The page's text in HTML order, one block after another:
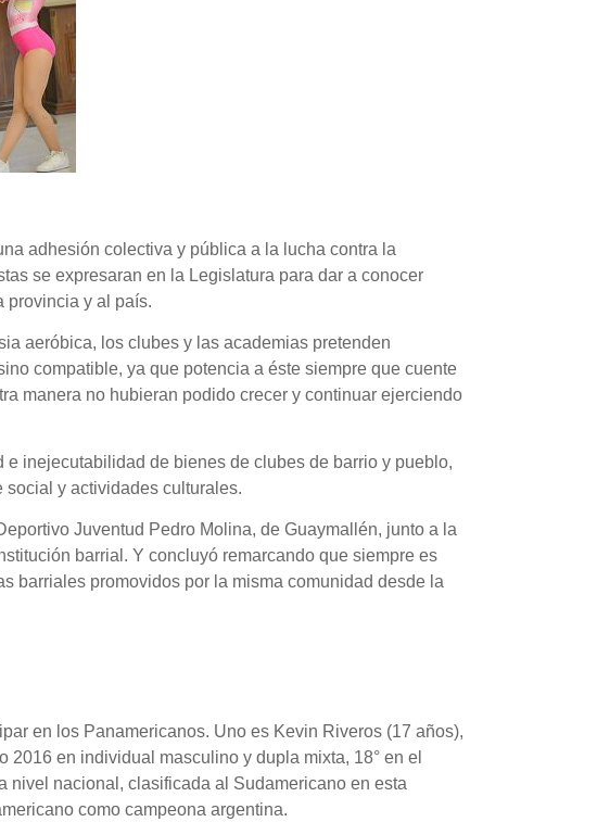
adhesión colectiva y pública a la lucha contra la
se expresaran en la Legislatura para dar a conocer
provincia y al país.
aeróbica, los clubes y las academias pretenden
compatible, ya que potencia a éste siempre que cuente
manera no hubieran podido crecer y continuar ejerciendo
inejecutabilidad de bienes de clubes de barrio y pueblo,
y actividades culturales.
Juventud Pedro Molina, de Guaymallén, junto a la
barrial. Y concluyó remarcando que siempre es
barriales promovidos por la misma comunidad desde la
en los Panamericanos. Uno es Kevin Riveros (17 años),
en individual masculino y dupla mixta, 18° en el
nivel nacional, clasificada al Sudamericano en esta
como campeona argentina.